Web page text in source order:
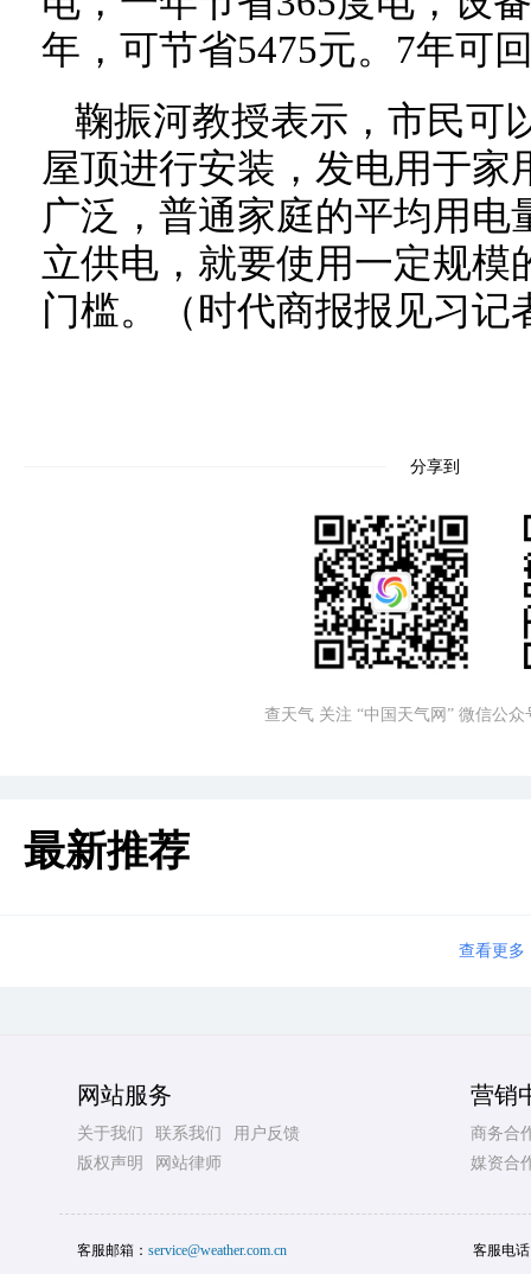
年，可节省5475元。7年可
鞠振河教授表示，市民可
屋顶进行安装，发电用于家
广泛，普通家庭的平均用
立供电，就要使用一定规模
门槛。（时代商报报见习记
分享到
查天气 关注 “中国天气网” 微信公众
最新推荐
查看更多
网站服务
关于我们 联系我们
用户反馈
版权声明
网站律师
营销
商务合
媒资合
客服邮箱： service@weather.com.cn 客服电